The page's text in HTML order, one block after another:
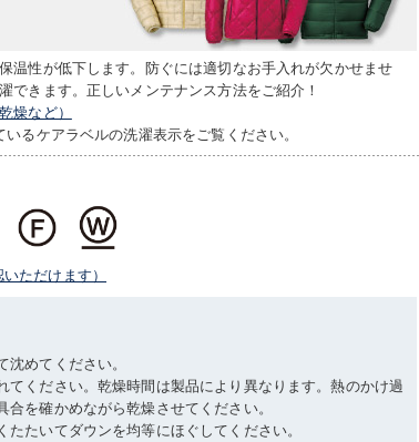
温性が低下します。防ぐには適切なお手入れが欠かせませ
できます。正しいメンテナンス方法をご紹介！
燥など）
るケアラベルの洗濯表示をご覧ください。
ただけます）
めてください。
ください。乾燥時間は製品により異なります。熱のかけ過
を確かめながら乾燥させてください。
たいてダウンを均等にほぐしてください。